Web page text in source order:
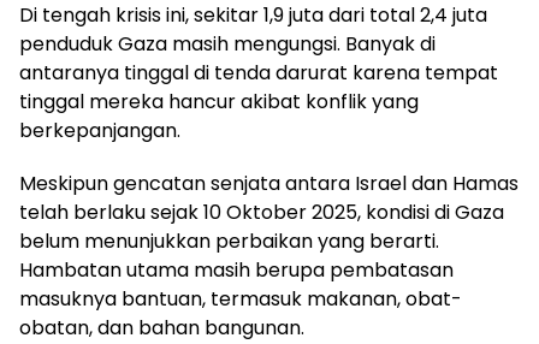
Di tengah krisis ini, sekitar 1,9 juta dari total 2,4 juta
penduduk Gaza masih mengungsi. Banyak di
antaranya tinggal di tenda darurat karena tempat
tinggal mereka hancur akibat konflik yang
berkepanjangan.
Meskipun gencatan senjata antara Israel dan Hamas
telah berlaku sejak 10 Oktober 2025, kondisi di Gaza
belum menunjukkan perbaikan yang berarti.
Hambatan utama masih berupa pembatasan
masuknya bantuan, termasuk makanan, obat-
obatan, dan bahan bangunan.